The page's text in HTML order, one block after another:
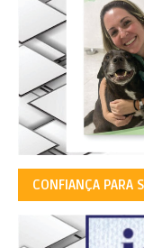
CONFIANÇA PARA